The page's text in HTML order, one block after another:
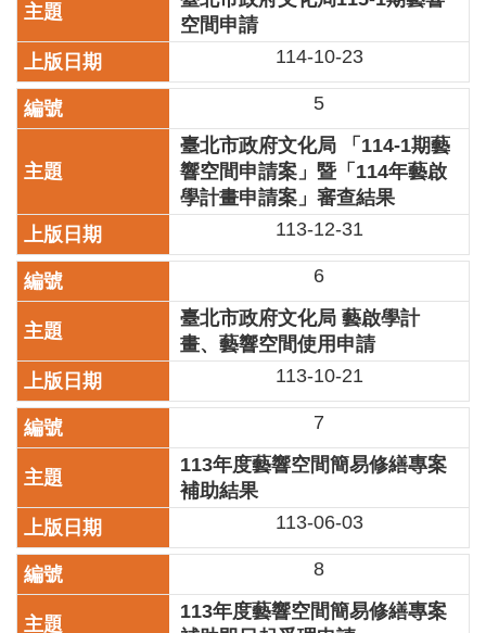
廉
政
專
區
貴
化
資
源
助/
申
請
案
件
政
公
開
資
訊
空間申請
114-10-23
5
臺北市政府文化局 「114-1期藝
響空間申請案」暨「114年藝啟
學計畫申請案」審查結果
113-12-31
6
臺北市政府文化局 藝啟學計
畫、藝響空間使用申請
113-10-21
7
113年度藝響空間簡易修繕專案
補助結果
113-06-03
8
113年度藝響空間簡易修繕專案